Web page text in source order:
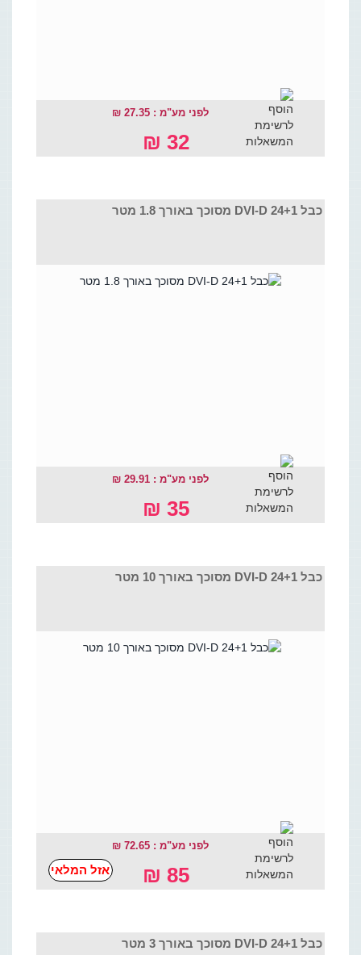
לפני מע"מ : 27.35 ₪
32 ₪
כבל DVI-D 24+1 מסוכך באורך 1.8 מטר
לפני מע"מ : 29.91 ₪
35 ₪
כבל DVI-D 24+1 מסוכך באורך 10 מטר
לפני מע"מ : 72.65 ₪
85 ₪ אזל המלאי
כבל DVI-D 24+1 מסוכך באורך 3 מטר